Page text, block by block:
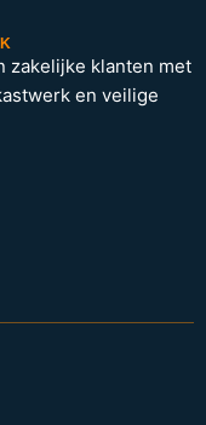
zakelijke klanten met
en veilige